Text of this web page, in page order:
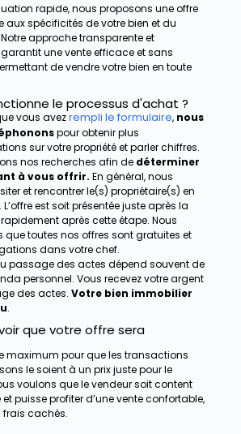
rapide, nous proposons une offre
aux spécificités de votre bien et du
approche transparente et
une vente efficace et sans
de vendre votre bien en toute
le processus d'achat ?
vous avezrempli le formulaire, nous
pour obtenir plus
sur votre propriété et parler chiffres.
nos recherches afin de déterminer
à vous offrir. En général, nous
et rencontrer le(s) propriétaire(s) en
est soit présentée juste après la
après cette étape. Nous
que toutes nos offres sont gratuites et
dans votre chef.
passage des actes dépend souvent de
personnel. Vous recevez votre argent
des actes. Votre bien immobilier
.
que votre offre sera
maximum pour que les transactions
le soient à un prix juste pour le
voulons que le vendeur soit content
et puisse profiter d’une vente confortable,
cachés.